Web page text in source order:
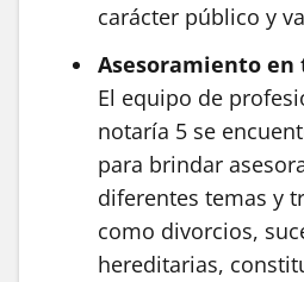
carácter público y
Asesoramiento
El equipo de
notaría 5 se
para brindar
diferentes temas y
como divorcios,
hereditarias,